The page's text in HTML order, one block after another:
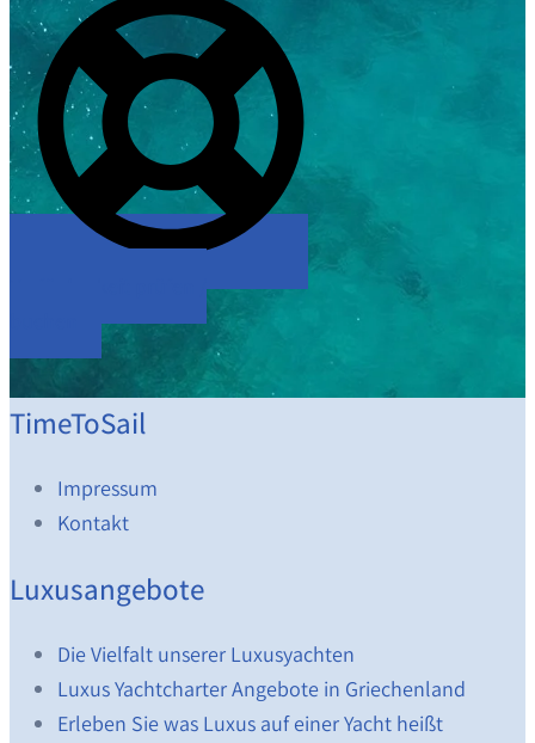
TimeToSail
Impressum
Kontakt
Luxusangebote
Die Vielfalt unserer Luxusyachten
Luxus Yachtcharter Angebote in Griechenland
Erleben Sie was Luxus auf einer Yacht heißt